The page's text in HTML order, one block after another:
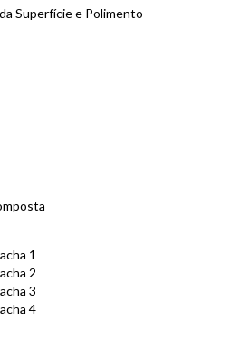
Superfície e Polimento
1
2
3
4